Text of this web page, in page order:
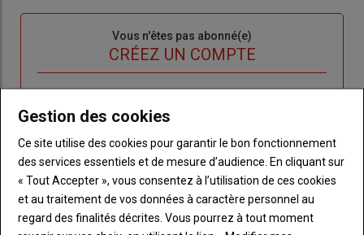
Vous n'êtes pas abonné(e)
CRÉEZ UN COMPTE
compte pour accéder à tout l'Agri53.
Lien Créez un compte
LES PLUS LUS
Gestion des cookies
Ce site utilise des cookies pour garantir le bon fonctionnement
des services essentiels et de mesure d’audience. En cliquant sur
« Tout Accepter », vous consentez à l’utilisation de ces cookies
et au traitement de vos données à caractère personnel au
regard des finalités décrites. Vous pourrez à tout moment